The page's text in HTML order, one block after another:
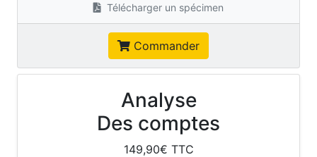
Télécharger un spécimen
Commander
Analyse
Des comptes
149,90€ TTC